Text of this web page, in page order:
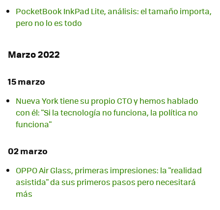
PocketBook InkPad Lite, análisis: el tamaño importa,
pero no lo es todo
Marzo 2022
15 marzo
Nueva York tiene su propio CTO y hemos hablado
con él: "Si la tecnología no funciona, la política no
funciona"
02 marzo
OPPO Air Glass, primeras impresiones: la "realidad
asistida" da sus primeros pasos pero necesitará
más